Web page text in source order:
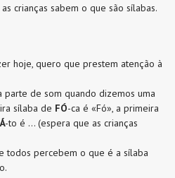
crianças sabem o que são sílabas.
hoje, quero que prestem atenção à
de som quando dizemos uma
sílaba de FÓ-ca é «Fó», a primeira
-to é … (espera que as crianças
percebem o que é a sílaba